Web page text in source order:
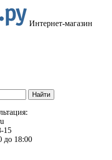
Интернет-магазин
15
до 18:00